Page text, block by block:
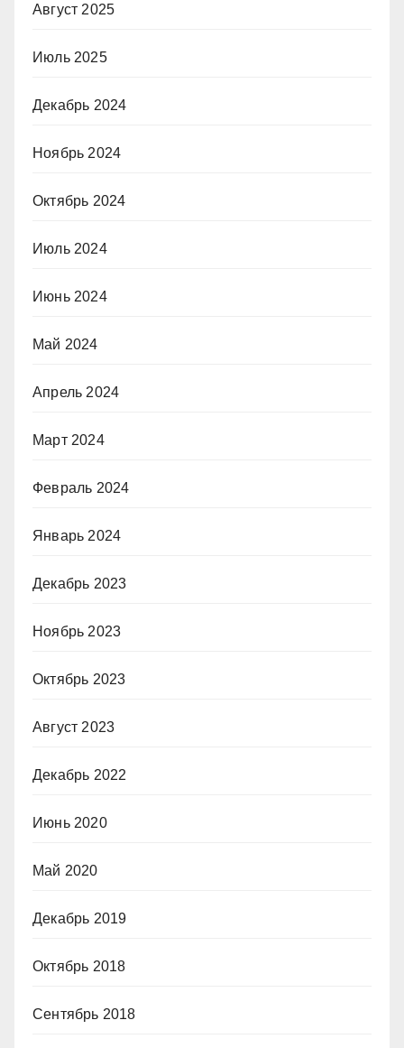
Август 2025
Июль 2025
Декабрь 2024
Ноябрь 2024
Октябрь 2024
Июль 2024
Июнь 2024
Май 2024
Апрель 2024
Март 2024
Февраль 2024
Январь 2024
Декабрь 2023
Ноябрь 2023
Октябрь 2023
Август 2023
Декабрь 2022
Июнь 2020
Май 2020
Декабрь 2019
Октябрь 2018
Сентябрь 2018